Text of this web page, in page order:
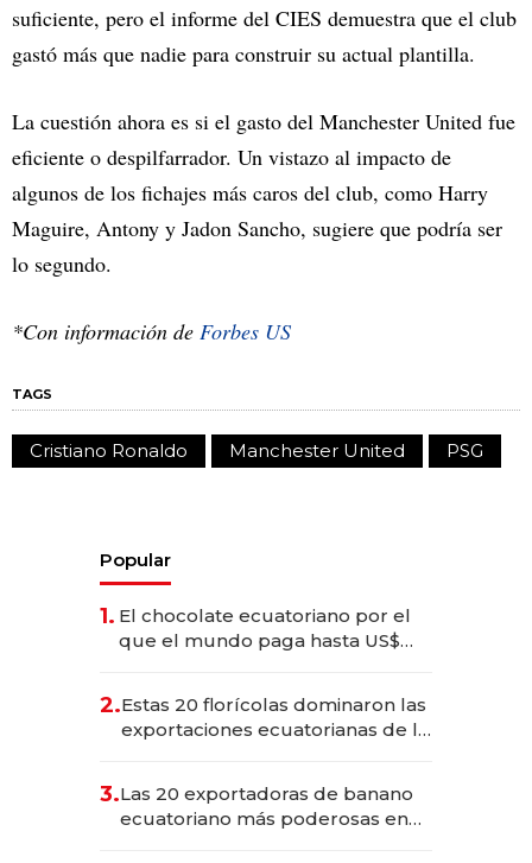
suficiente, pero el informe del CIES demuestra que el club
gastó más que nadie para construir su actual plantilla.
La cuestión ahora es si el gasto del Manchester United fue
eficiente o despilfarrador. Un vistazo al impacto de
algunos de los fichajes más caros del club, como Harry
Maguire, Antony y Jadon Sancho, sugiere que podría ser
lo segundo.
*Con información de Forbes US
TAGS
Cristiano Ronaldo Manchester United PSG
Popular
1. El chocolate ecuatoriano por el
que el mundo paga hasta US$
2.Estas 20 florícolas dominaron las
exportaciones ecuatorianas de la
3.Las 20 exportadoras de banano
ecuatoriano más poderosas en